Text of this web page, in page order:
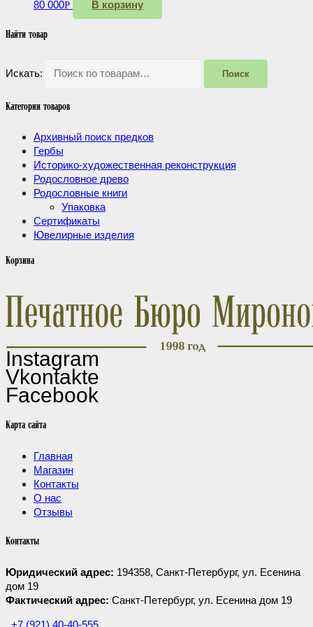
80 000Р В корзину
Найти товар
Искать: Поиск
Категории товаров
Архивный поиск предков
Гербы
Историко-художественная реконструкция
Родословное древо
Родословные книги
Упаковка
Сертификаты
Ювелирные изделия
Корзина
Instagram
Vkontakte
Facebook
Карта сайта
Главная
Магазин
Контакты
О нас
Отзывы
Контакты
Юридический адрес: 194358, Санкт-Петербург, ул. Есенина
дом 19
Фактический адрес: Санкт-Петербург, ул. Есенина дом 19
+7 (921) 40-40-555